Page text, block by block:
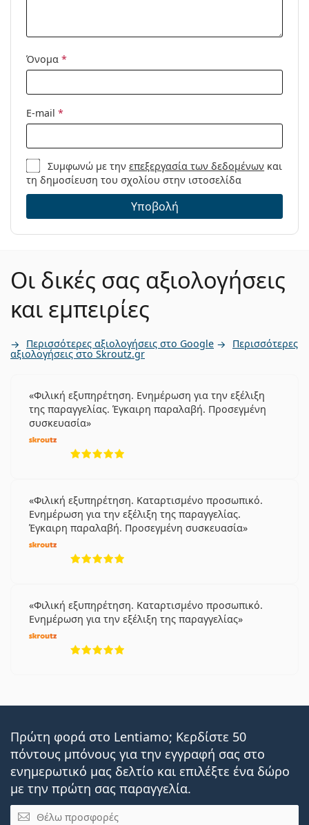
Μοντέλο:
Όνομα *
E-mail *
Συμφωνώ με τηνεπεξεργασία των δεδομένων και
τη δημοσίευση του σχολίου στην ιστοσελίδα
Υποβολή
Οι δικές σας αξιολογήσεις
και εμπειρίες
Περισσότερες αξιολογήσεις στο Google Περισσότερες
αξιολογήσεις στο Skroutz.gr
Φιλική εξυπηρέτηση. Ενημέρωση για την εξέλιξη
της παραγγελίας. Έγκαιρη παραλαβή. Προσεγμένη
συσκευασία
Φιλική εξυπηρέτηση. Καταρτισμένο προσωπικό.
Ενημέρωση για την εξέλιξη της παραγγελίας.
Έγκαιρη παραλαβή. Προσεγμένη συσκευασία
Φιλική εξυπηρέτηση. Καταρτισμένο προσωπικό.
Ενημέρωση για την εξέλιξη της παραγγελίας
Πρώτη φορά στο Lentiamo; Κερδίστε 50
πόντους μπόνους για την εγγραφή σας στο
ενημερωτικό μας δελτίο και επιλέξτε ένα δώρο
με την πρώτη σας παραγγελία.
Email